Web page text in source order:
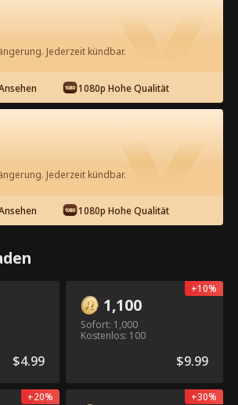
60 Jetzt entsperren
in der App ansehen
Film
Alle Episoden
40
Jederzeit kündbar.
1080p Hohe Qualität
Jederzeit kündbar.
1080p Hohe Qualität
$4.99
1,100
Sofort: 1,000
Kostenlos: 100
$9.99
+10%
+20% +30%